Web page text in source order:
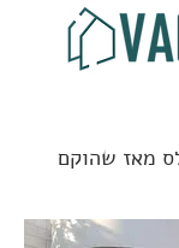
מאז שהוקם